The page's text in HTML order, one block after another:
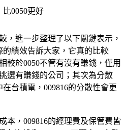
比0050更好
，進一步整理了以下關鍵表示，
的績效告訴大家，它真的比較
相較於0050不管有沒有賺錢，僅用
選有賺錢的公司；其次為分散
在台積電，009816的分散性會更
本 ，009816的經理費及保管費皆